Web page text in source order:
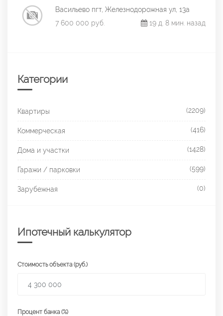
Васильево пгт, Железнодорожная ул, 13а
7 600 000 руб.
19 д. 8 мин. назад
Категории
Квартиры (2209)
Коммерческая (416)
Дома и участки (1428)
Гаражи / парковки (599)
Зарубежная (0)
Ипотечный калькулятор
Стоимость объекта (руб.)
Процент банка (%)